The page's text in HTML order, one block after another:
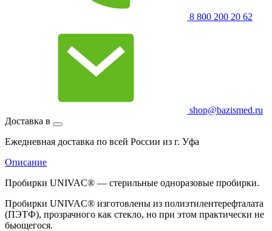
8 800 200 20 62
shop@bazismed.ru
Доставка в
Ежедневная доставка по всей России из г. Уфа
Описание
Пробирки UNIVAC® — стерильные одноразовые пробирки.
Пробирки UNIVAC® изготовлены из полиэтилентерефталата
(ПЭТФ), прозрачного как стекло, но при этом практически не
бьющегося.